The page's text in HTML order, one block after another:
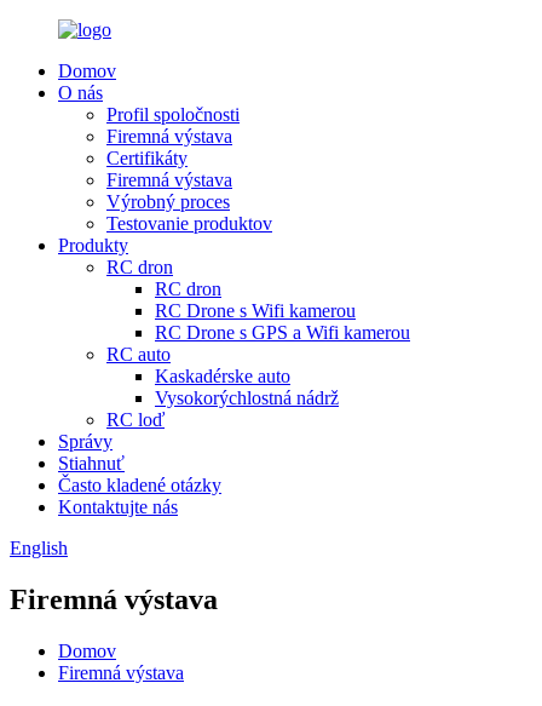
Domov
O nás
Profil spoločnosti
Firemná výstava
Certifikáty
Firemná výstava
Výrobný proces
Testovanie produktov
Produkty
RC dron
RC dron
RC Drone s Wifi kamerou
RC Drone s GPS a Wifi kamerou
RC auto
Kaskadérske auto
Vysokorýchlostná nádrž
RC loď
Správy
Stiahnuť
Často kladené otázky
Kontaktujte nás
English
Firemná výstava
Domov
Firemná výstava